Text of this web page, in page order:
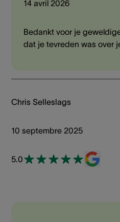
14 avril 2026
Bedankt voor je
dat je tevreden was over
Chris Selleslags
10 septembre 2025
5.0